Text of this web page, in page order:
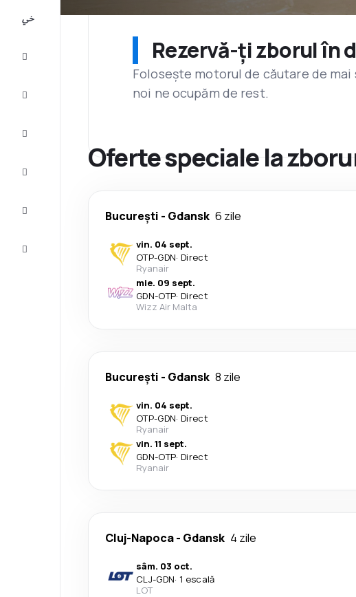
Rezervă-ți zborul în
Folosește motorul de căutare de mai
noi ne ocupăm de rest.
Oferte speciale la
București - Gdansk 6 zile
vin. 04 sept.
OTP-GDN· Direct
Ryanair
mie. 09 sept.
GDN-OTP· Direct
Wizz Air Malta
București - Gdansk 8 zile
vin. 04 sept.
OTP-GDN· Direct
Ryanair
vin. 11 sept.
GDN-OTP· Direct
Ryanair
Cluj-Napoca- Gdansk 4 zile
sâm. 03 oct.
CLJ-GDN· 1 escală
LOT